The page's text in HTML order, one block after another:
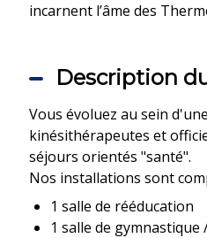
incarnent l’âme des
Description
Vous évoluez au sein
kinésithérapeutes et
séjours orientés "santé".
Nos installations sont
1 salle de rééducation
1 salle de